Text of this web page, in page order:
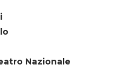
Nazionale